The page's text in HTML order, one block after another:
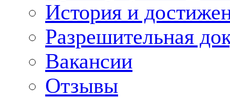
История и
Разрешительная
Вакансии
Отзывы